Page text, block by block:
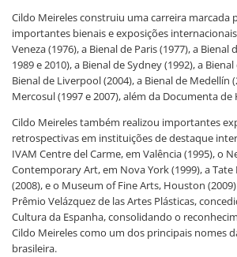
Cildo Meireles construiu uma carreira marcada
importantes bienais e exposições
Veneza (1976), a Bienal de Paris (1977), a Bienal
1989 e 2010), a Bienal de Sydney (1992), a
Bienal de Liverpool (2004), a Bienal de Medellín
Mercosul (1997 e 2007), além da Documenta de
Cildo Meireles também realizou importantes
retrospectivas em instituições de destaque
IVAM Centre del Carme, em Valência (1995), o
Contemporary Art, em Nova York (1999), a
(2008), e o Museum of Fine Arts, Houston
Prêmio Velázquez de las Artes Plásticas,
Cultura da Espanha, consolidando o
Cildo Meireles como um dos principais nomes
brasileira.